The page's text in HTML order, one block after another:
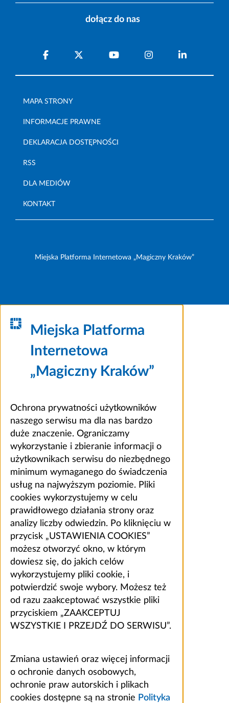
dołącz do nas
MAPA STRONY
INFORMACJE PRAWNE
DEKLARACJA DOSTĘPNOŚCI
RSS
DLA MEDIÓW
KONTAKT
Miejska Platforma Internetowa „Magiczny Kraków”
Miejska Platforma
Internetowa
„Magiczny Kraków”
Ochrona prywatności użytkowników
naszego serwisu ma dla nas bardzo
duże znaczenie. Ograniczamy
wykorzystanie i zbieranie informacji o
użytkownikach serwisu do niezbędnego
minimum wymaganego do świadczenia
usług na najwyższym poziomie. Pliki
cookies wykorzystujemy w celu
prawidłowego działania strony oraz
analizy liczby odwiedzin. Po kliknięciu w
przycisk „USTAWIENIA COOKIES”
możesz otworzyć okno, w którym
dowiesz się, do jakich celów
wykorzystujemy pliki cookie, i
potwierdzić swoje wybory. Możesz też
od razu zaakceptować wszystkie pliki
przyciskiem „ZAAKCEPTUJ
WSZYSTKIE I PRZEJDŹ DO SERWISU”.
Zmiana ustawień oraz więcej informacji
o ochronie danych osobowych,
ochronie praw autorskich i plikach
cookies dostępne są na stronie Polityka